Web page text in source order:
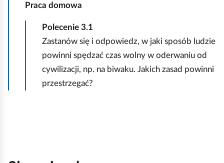
Praca domowa
Polecenie 3.1
Zastanów się i odpowiedz, w jaki sposób ludzie
powinni spędzać czas wolny w oderwaniu od
cywilizacji, np. na biwaku. Jakich zasad powinni
przestrzegać?